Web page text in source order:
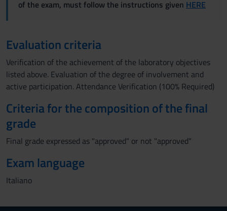
of the exam, must follow the instructions given HERE
Evaluation criteria
Verification of the achievement of the laboratory objectives
listed above. Evaluation of the degree of involvement and
active participation. Attendance Verification (100% Required)
Criteria for the composition of the final
grade
Final grade expressed as "approved" or not "approved"
Exam language
Italiano